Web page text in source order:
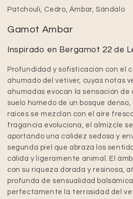
Patchouli, Cedro, Ámbar, Sándalo
Gamot Ambar
Inspirado en Bergamot 22 de
Profundidad y sofisticación con el
ahumado del vetiver, cuyas notas
ahumadas evocan la sensación de
suelo húmedo de un bosque
raíces se mezclan con el aire
fragancia evoluciona, el almizcle
aportando una calidez sedosa y
segunda piel que abraza los
cálida y ligeramente animal. El
con su riqueza dorada y resinosa,
profunda de sensualidad
perfectamente la terrosidad del